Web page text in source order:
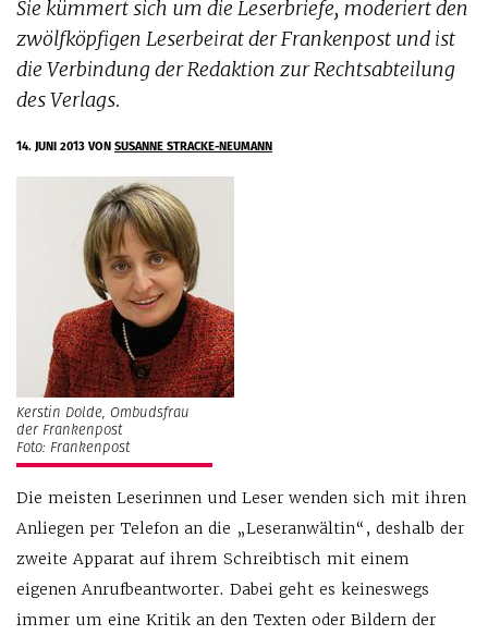
Sie kümmert sich um die Leserbriefe, moderiert den
zwölfköpfigen Leserbeirat der Frankenpost und ist
die Verbindung der Redaktion zur Rechtsabteilung
des Verlags.
14. JUNI 2013VONSUSANNE STRACKE-NEUMANN
Kerstin Dolde, Ombudsfrau
der Frankenpost
Foto: Frankenpost
Die meisten Leserinnen und Leser wenden sich mit ihren
Anliegen per Telefon an die „Leseranwältin“, deshalb der
zweite Apparat auf ihrem Schreibtisch mit einem
eigenen Anrufbeantworter. Dabei geht es keineswegs
immer um eine Kritik an den Texten oder Bildern der